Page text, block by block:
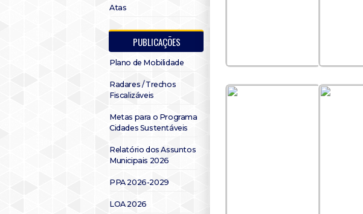
Atas
PUBLICAÇÕES
Plano de Mobilidade
Radares / Trechos
Fiscalizáveis
Metas para o Programa
Cidades Sustentáveis
Relatório dos Assuntos
Municipais 2026
PPA 2026-2029
LOA 2026